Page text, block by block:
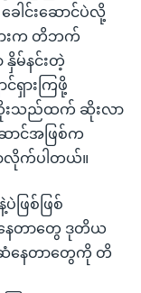
ါင်းဆောင်ပဲလို့
မားက တိဘက်
နှိမ်နင်းတဲ့
ရှားကြဖို့
ဆိုးသည်ထက် ဆိုးလာ
ာင်အဖြစ်က
က်ပါတယ်။
ဖြစ်ဖြစ်
ေတာတွေ ဒုတိယ
က်ဆံနေတာတွေကို တိ